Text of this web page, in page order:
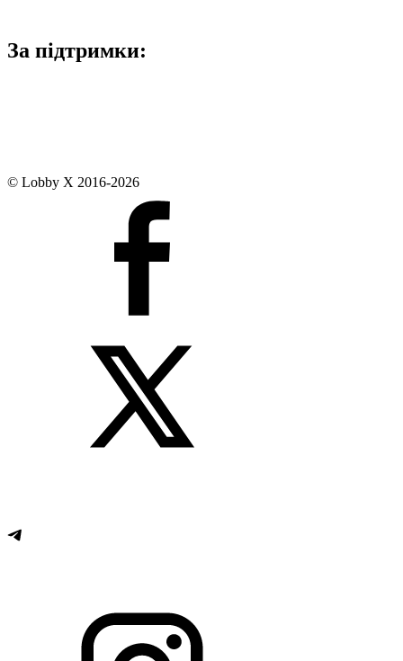
За підтримки:
© Lobby X 2016-2026